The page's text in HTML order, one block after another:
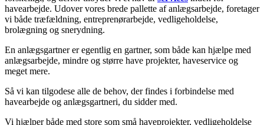
havearbejde. Udover vores brede pallette af anlægsarbejde, foretager
vi både træfældning, entreprenørarbejde, vedligeholdelse,
brolægning og snerydning.
En anlægsgartner er egentlig en gartner, som både kan hjælpe med
anlægsarbejde, mindre og større have projekter, haveservice og
meget mere.
Så vi kan tilgodese alle de behov, der findes i forbindelse med
havearbejde og anlægsgartneri, du sidder med.
Vi hjælper både med store som små haveprojekter, vedligeholdelse